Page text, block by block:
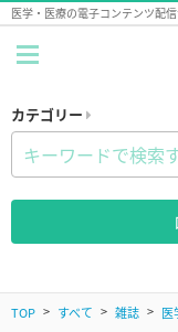
医学・医療の電子コンテンツ配
カテゴリー
TOP すべて 雑誌 医